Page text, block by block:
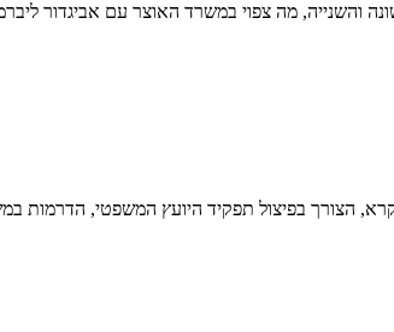
והשנייה, מה צפוי במשרד האוצר עם אביגדור
הצורך בפיצול תפקיד היועץ המשפטי, הדרמות